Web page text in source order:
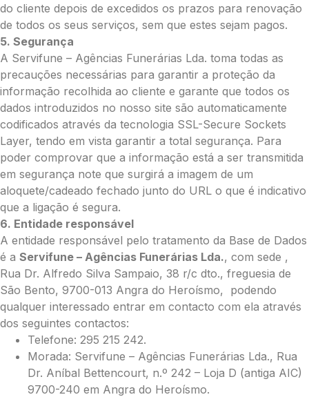
Total:
0.00
€
Enviar Flores
do cliente depois de excedidos os prazos para renovação
de todos os seus serviços, sem que estes sejam pagos.
5. Segurança
A Servifune – Agências Funerárias Lda. toma todas as
precauções necessárias para garantir a proteção da
informação recolhida ao cliente e garante que todos os
dados introduzidos no nosso site são automaticamente
codificados através da tecnologia SSL-Secure Sockets
Layer, tendo em vista garantir a total segurança. Para
poder comprovar que a informação está a ser transmitida
em segurança note que surgirá a imagem de um
aloquete/cadeado fechado junto do URL o que é indicativo
que a ligação é segura.
6. Entidade responsável
A entidade responsável pelo tratamento da Base de Dados
é a Servifune – Agências Funerárias Lda., com sede ,
Rua Dr. Alfredo Silva Sampaio, 38 r/c dto., freguesia de
São Bento, 9700-013 Angra do Heroísmo, podendo
qualquer interessado entrar em contacto com ela através
dos seguintes contactos:
Telefone: 295 215 242.
Morada: Servifune – Agências Funerárias Lda., Rua
Dr. Aníbal Bettencourt, n.º 242 – Loja D (antiga AIC)
9700-240 em Angra do Heroísmo.